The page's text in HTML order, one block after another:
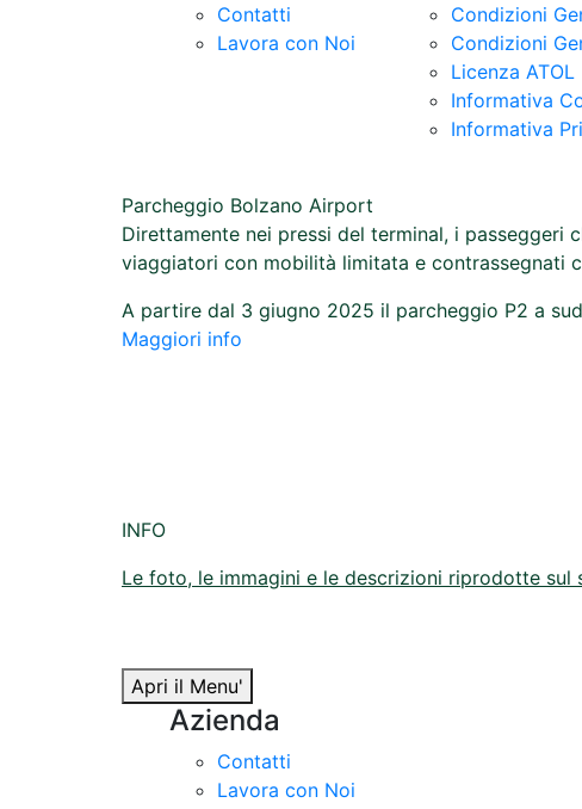
Contatti
Lavora con Noi
Condizioni
Condizioni
Licenza ATOL
Informativa
Informativa
Parcheggio Bolzano Airport
Direttamente nei pressi del terminal, i
viaggiatori con mobilità limitata e contrassegnati
A partire dal 3 giugno 2025 il parcheggio P2 a
Maggiori info
INFO
Le foto, le immagini e le descrizioni riprodotte
Apri il Menu'
Azienda
Contatti
Lavora con Noi